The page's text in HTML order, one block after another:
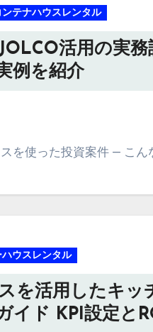
ンテナハウスレンタル
活用の実
例を紹介
を使った投資案件 — こん
ハウスレンタル
を活用したキ
イド KPI設定と